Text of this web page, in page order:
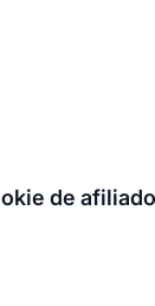
de afiliado